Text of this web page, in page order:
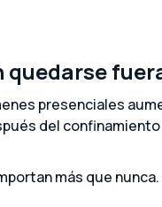
presenciales
del
más que nunca.